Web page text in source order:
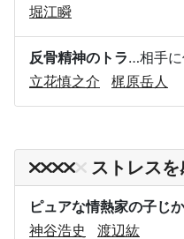
堀江瞬
反骨精神のトラ…相手に
立花慎之介
梶原岳人
ストレス
ピュアな情熱家の子じか
神谷浩史
渡辺紘